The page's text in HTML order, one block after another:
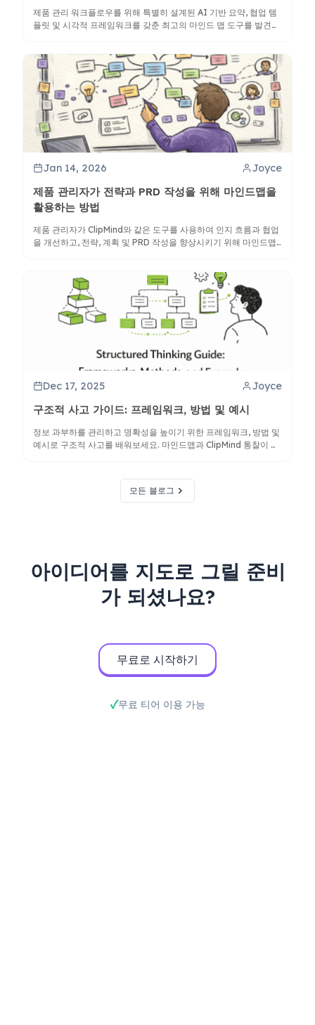
제품 관리 워크플로우를 위해 특별히 설계된 AI 기반 요약, 협업 템
플릿 및 시각적 프레임워크를 갖춘 최고의 마인드 맵 도구를 발견하
Jan 14, 2026 Joyce
제품 관리자가 전략과 PRD 작성을 위해 마인드맵을
활용하는 방법
제품 관리자가 ClipMind와 같은 도구를 사용하여 인지 흐름과 협업
을 개선하고, 전략, 계획 및 PRD 작성을 향상시키기 위해 마인드맵
Dec 17, 2025 Joyce
구조적 사고 가이드: 프레임워크, 방법 및 예시
정보 과부하를 관리하고 명확성을 높이기 위한 프레임워크, 방법 및
예시로 구조적 사고를 배워보세요. 마인드맵과 ClipMind 통찰이 포
모든 블로그
아이디어를 지도로 그릴 준비
가 되셨나요?
무료로 시작하기
무료 티어 이용 가능